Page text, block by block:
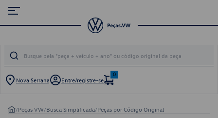
Nova Serrana Entre/registre-se
0
/Peças VW/Busca Simplificada/Peças por Código Original